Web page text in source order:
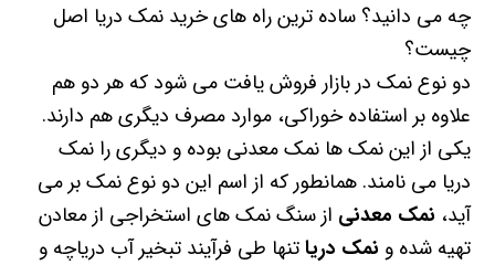
چه می دانید؟ ساده ترین راه های خرید نمک دریا اصل
چیست؟
دو نوع نمک در بازار فروش یافت می شود که هر دو هم
علاوه بر استفاده خوراکی، موارد مصرف دیگری هم دارند.
یکی از این نمک ها نمک معدنی بوده و دیگری را نمک
دریا می نامند. همانطور که از اسم این دو نوع نمک بر می
آید، نمک معدنی از سنگ نمک های استخراجی از معادن
تهیه شده و نمک دریاتنها طی فرآیند تبخیر آب دریاچه و